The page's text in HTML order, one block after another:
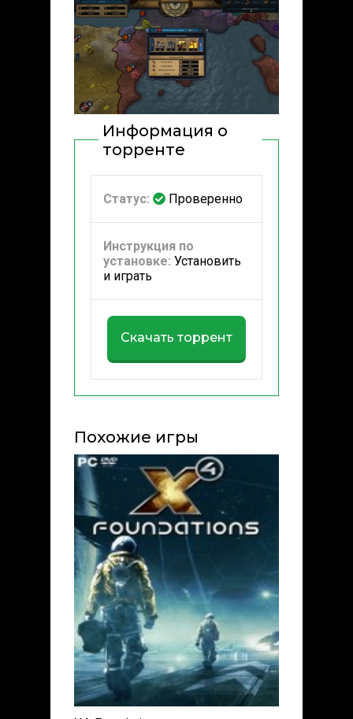
Информация о
торренте
Статус: Проверенно
Инструкция по
установке: Установить
и играть
Скачать торрент
Похожие игры